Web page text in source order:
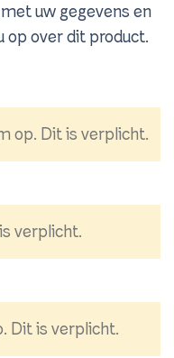
uw gegevens en
op over dit product.